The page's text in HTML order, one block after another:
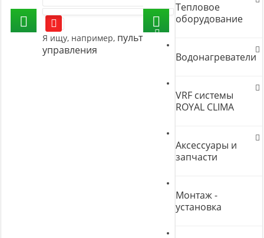
Я ищу, например, пульт
управления
Тепловое
оборудование
Водонагреватели
VRF системы
ROYAL CLIMA
Аксессуары и
запчасти
Монтаж -
установка